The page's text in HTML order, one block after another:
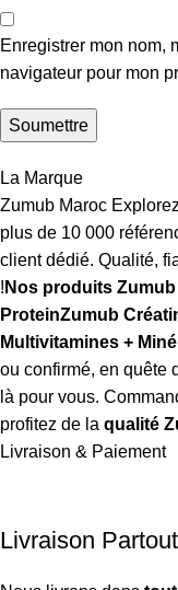
Enregistrer mon nom,
navigateur pour mon
La Marque
Zumub Maroc
plus de 10 000
client dédié. Qualité,
! Nos produits
ProteinZumub
Multivitamines +
ou confirmé, en quête
là pour vous.
profitez de la qualité
Livraison & Paiement
Livraison